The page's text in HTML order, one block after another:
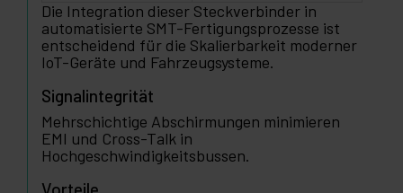
Die Integration dieser Steckverbinder in
automatisierte SMT-Fertigungsprozesse ist
entscheidend für die Skalierbarkeit moderner
IoT-Geräte und Fahrzeugsysteme.
Signalintegrität
Mehrschichtige Abschirmungen minimieren
EMI und Cross-Talk in
Hochgeschwindigkeitsbussen.